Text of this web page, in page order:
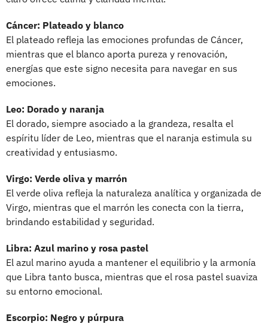
Cáncer: Plateado y blanco
El plateado refleja las emociones profundas de Cáncer,
mientras que el blanco aporta pureza y renovación,
energías que este signo necesita para navegar en sus
emociones.
Leo: Dorado y naranja
El dorado, siempre asociado a la grandeza, resalta el
espíritu líder de Leo, mientras que el naranja estimula su
creatividad y entusiasmo.
Virgo: Verde oliva y marrón
El verde oliva refleja la naturaleza analítica y organizada de
Virgo, mientras que el marrón les conecta con la tierra,
brindando estabilidad y seguridad.
Libra: Azul marino y rosa pastel
El azul marino ayuda a mantener el equilibrio y la armonía
que Libra tanto busca, mientras que el rosa pastel suaviza
su entorno emocional.
Escorpio: Negro y púrpura